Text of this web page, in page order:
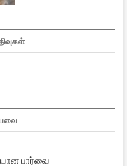
பார்வை